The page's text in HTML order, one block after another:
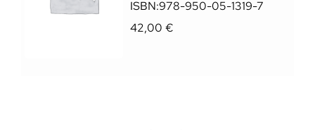
ISBN:978-950-05-1319-7
42,00 €